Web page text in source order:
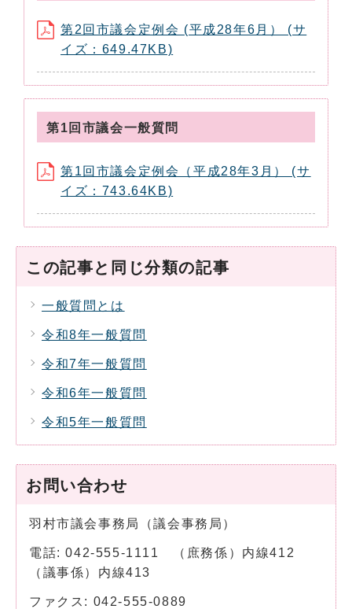
第2回市議会定例会 (平成28年6月） (サ
イズ：649.47KB)
第1回市議会一般質問
第1回市議会定例会（平成28年3月） (サ
イズ：743.64KB)
この記事と同じ分類の記事
一般質問とは
令和8年一般質問
令和7年一般質問
令和6年一般質問
令和5年一般質問
お問い合わせ
羽村市議会事務局（議会事務局）
電話: 042-555-1111 （庶務係）内線412
（議事係）内線413
ファクス: 042-555-0889